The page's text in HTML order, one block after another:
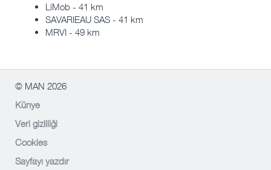
LiMob - 41 km
SAVARIEAU SAS - 41 km
MRVI - 49 km
© MAN 2026
Künye
Veri gizliliği
Cookies
Sayfayı yazdır